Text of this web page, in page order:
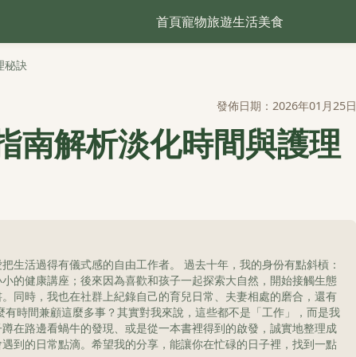
首頁寵物旅遊生活美食
秘訣
發佈日期：2026年01月25日
南解析淡化時間與護理
生活過得有儀式感的自由工作者。 過去十年，我的身份有點斜槓：
的健康講座；後來因為喜歡和孩子一起探索大自然，開始接觸生態
同時，我也在社群上紀錄自己的育兒日常、夫妻相處的磨合，還有
時間兼顧這麼多事？其實對我來說，這些都不是「工作」，而是我
在路邊看蝸牛的發現、或是從一本書裡得到的啟發，誠實地整理成
到的日常點滴。希望我的分享，能讓你在忙碌的日子裡，找到一點